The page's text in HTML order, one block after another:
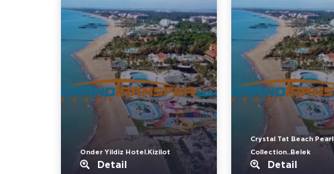
Onder Yildiz Hotel.Kizilot
Detail
Crystal Tat Beach Pearl
Collection..Belek
Detail